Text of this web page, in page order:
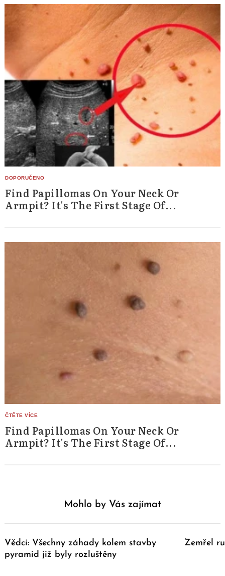
Find Papillomas On Your Neck Or
Armpit? It's The First Stage Of...
Find Papillomas On Your Neck Or
Armpit? It's The First Stage Of...
Mohlo by Vás zajímat
Vědci: Všechny záhady kolem stavby
pyramid již byly rozluštěny
Zemřel